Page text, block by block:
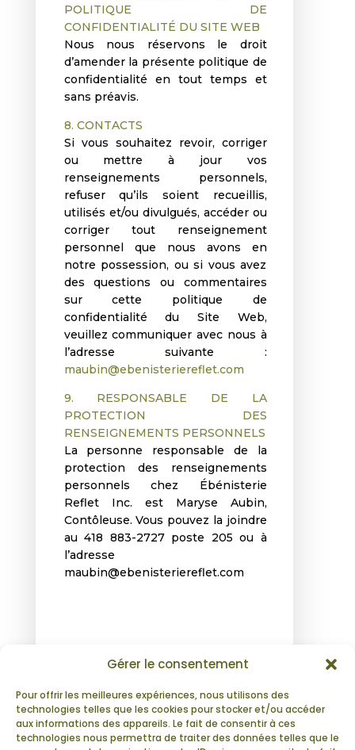
Gérer le consentement
Pour offrir les meilleures expériences, nous utilisons des
technologies telles que les cookies pour stocker et/ou accéder
aux informations des appareils. Le fait de consentir à ces
technologies nous permettra de traiter des données telles que le
POLITIQUE DE
CONFIDENTIALITÉ DU SITE WEB
Nous nous réservons le droit
d’amender la présente politique de
confidentialité en tout temps et
sans préavis.
8. CONTACTS
Si vous souhaitez revoir, corriger
ou mettre à jour vos
renseignements personnels,
refuser qu’ils soient recueillis,
utilisés et/ou divulgués, accéder ou
corriger tout renseignement
personnel que nous avons en
notre possession, ou si vous avez
des questions ou commentaires
sur cette politique de
confidentialité du Site Web,
veuillez communiquer avec nous à
l’adresse suivante :
maubin@ebenisteriereflet.com
9. RESPONSABLE DE LA
PROTECTION DES
RENSEIGNEMENTS PERSONNELS
La personne responsable de la
protection des renseignements
personnels chez Ébénisterie
Reflet Inc. est Maryse Aubin,
Contôleuse. Vous pouvez la joindre
au 418 883-2727 poste 205 ou à
l’adresse
maubin@ebenisteriereflet.com
ÉBÉNISTERIE REFLET